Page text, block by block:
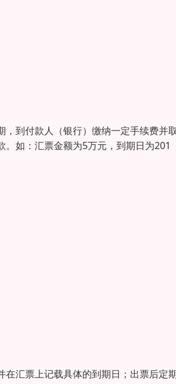
到付款人（银行）缴纳一定手续费并
如：汇票金额为5万元，到期日为201
汇票上记载具体的到期日；出票后定